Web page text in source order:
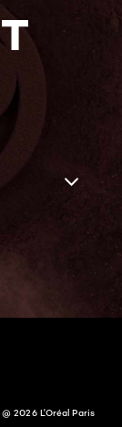
@ 2026 L'Oréal Paris